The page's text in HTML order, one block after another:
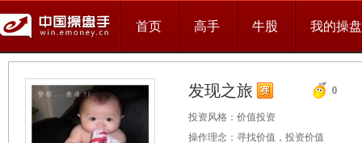
首页 高手 牛股 我的操
发现之旅 0
投资风格： 价值投资
操作理念： 寻找价值，投资价值